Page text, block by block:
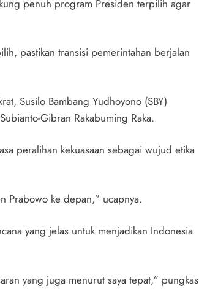
penuh program Presiden terpilih agar
pastikan transisi pemerintahan berjalan
Susilo Bambang Yudhoyono (SBY)
Gibran Rakabuming Raka.
peralihan kekuasaan sebagai wujud etika
Prabowo ke depan,” ucapnya.
yang jelas untuk menjadikan Indonesia
yang juga menurut saya tepat,” pungkas